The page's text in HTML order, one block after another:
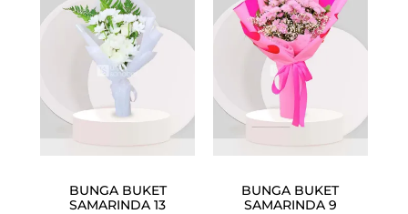
BUNGA BUKET
SAMARINDA 13
BUNGA BUKET
SAMARINDA 9